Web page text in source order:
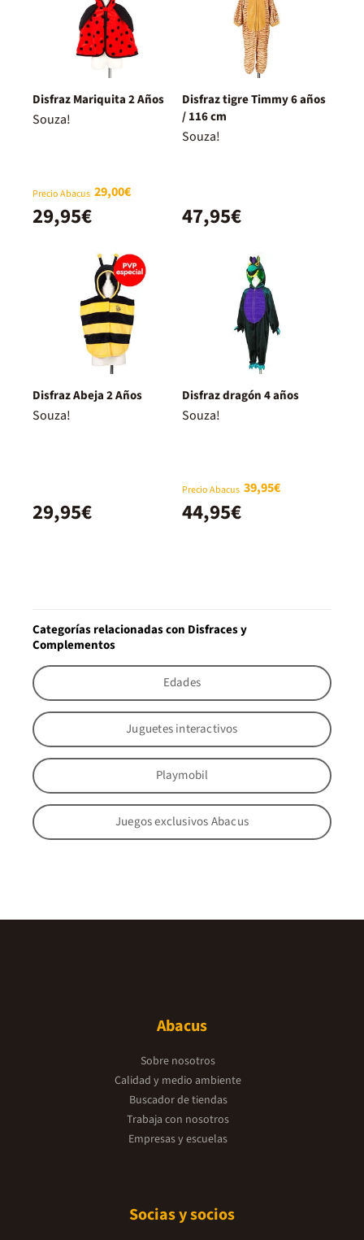
Disfraz Mariquita 2 Años
Souza!
Precio Abacus 29,00€
29,95€
Disfraz tigre Timmy 6 años
/ 116 cm
Souza!
47,95€
Disfraz Abeja 2 Años
Souza!
29,95€
Disfraz dragón 4 años
Souza!
Precio Abacus 39,95€
44,95€
Categorías relacionadas con Disfraces y
Complementos
Edades
Juguetes interactivos
Playmobil
Juegos exclusivos Abacus
Abacus
Sobre nosotros
Calidad y medio ambiente
Buscador de tiendas
Trabaja con nosotros
Empresas y escuelas
Socias y socios